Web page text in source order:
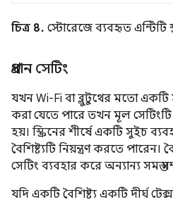
চিত্র 8. স্টোরেজে ব্যবহৃত এন্টিটি
প্রধান সেটিং
যখন Wi-Fi বা ব্লুটুথের মতো একটি
করা যেতে পারে তখন মূল
হয়। স্ক্রিনের শীর্ষে একটি সুইচ
বৈশিষ্ট্যটি নিয়ন্ত্রণ করতে পারেন।
সেটিং ব্যবহার করে অন্যান্য সমস্ত
যদি একটি বৈশিষ্ট্য একটি দীর্ঘ